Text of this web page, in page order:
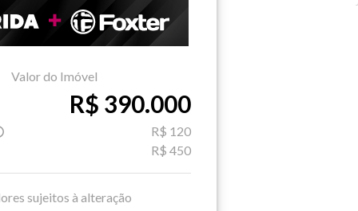
Valor do Imóvel
R$ 390.000
R$ 120
R$ 450
sujeitos à alteração